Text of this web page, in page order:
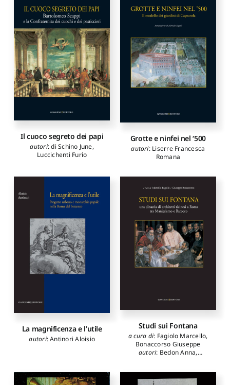
Il cuoco segreto dei papi
autori:di Schino June,
Luccichenti Furio
Grotte e ninfei nel ‘500
autori: Liserre Francesca
Romana
La magnificenza e l’utile
autori:Antinori Aloisio
Studi sui Fontana
a cura di: Fagiolo Marcello,
Bonaccorso Giuseppe
autori: Bedon Anna,
Giuseppe,De Cavi Sabina